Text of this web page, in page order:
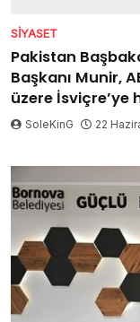
SIYASET
Pakistan
Başkanı Munir,
üzere İsviçre’ye
SoleKinG 22